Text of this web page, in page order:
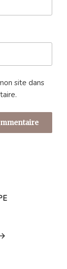
site dans